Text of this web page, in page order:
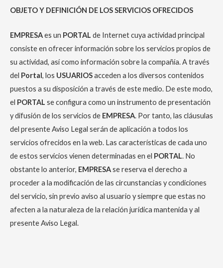
OBJETO Y DEFINICIÓN DE LOS SERVICIOS OFRECIDOS
EMPRESAes un PORTAL de Internet cuya actividad principal
consiste en ofrecer información sobre los servicios propios de
su actividad, así como información sobre la compañía. A través
del Portal, los USUARIOSacceden a los diversos contenidos
puestos a su disposición a través de este medio. De este modo,
el PORTAL se configura como un instrumento de presentación
y difusión de los servicios de EMPRESA. Por tanto, las cláusulas
del presente Aviso Legal serán de aplicación a todos los
servicios ofrecidos en la web. Las características de cada uno
de estos servicios vienen determinadas en el PORTAL. No
obstante lo anterior, EMPRESAse reserva el derecho a
proceder a la modificación de las circunstancias y condiciones
del servicio, sin previo aviso al usuario y siempre que estas no
afecten a la naturaleza de la relación jurídica mantenida y al
presente Aviso Legal.